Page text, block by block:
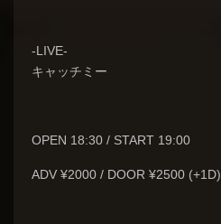
-LIVE-
キャッチミー
OPEN 18:30 / START 19:00
ADV ¥2000 / DOOR ¥2500 (+1D)